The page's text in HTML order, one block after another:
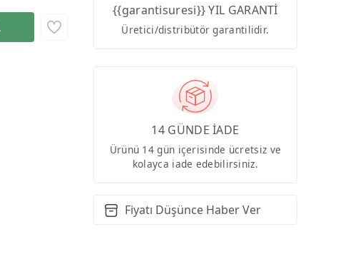
{{garantisuresi}} YIL GARANTİ
Üretici/distribütör garantilidir.
14 GÜNDE İADE
Ürünü 14 gün içerisinde ücretsiz ve
kolayca iade edebilirsiniz.
Fiyatı Düşünce Haber Ver